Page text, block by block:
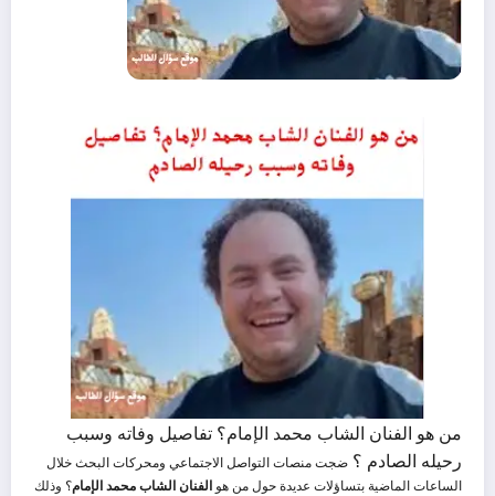
من هو الفنان الشاب محمد الإمام؟ تفاصيل وفاته وسبب
رحيله الصادم ؟ ضجت منصات التواصل الاجتماعي ومحركات البحث خلال
الساعات الماضية بتساؤلات عديدة حول من هو الفنان الشاب محمد الإمام؟ وذلك